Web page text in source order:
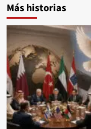
Más historias